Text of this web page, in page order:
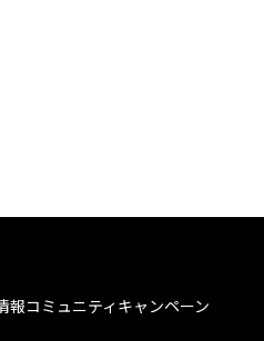
報コミュニティ キャンペーン